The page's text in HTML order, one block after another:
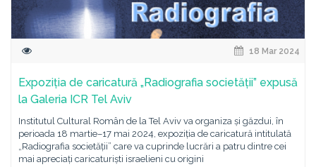
18 Mar 2024
Expoziția de caricatură „Radiografia societății” expusă
la Galeria ICR Tel Aviv
Institutul Cultural Român de la Tel Aviv va organiza și găzdui, în
perioada 18 martie–17 mai 2024, expoziția de caricatură intitulată
„Radiografia societății” care va cuprinde lucrări a patru dintre cei
mai apreciați caricaturiști israelieni cu origini